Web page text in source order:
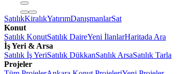
SatılıkKiralıkYatırımDanışmanlarSat
Konut
Satılık KonutSatılık DaireYeni İlanlarHaritada Ara
İş Yeri & Arsa
Satılık İş YeriSatılık DükkanSatılık ArsaSatılık Tarla
Projeler